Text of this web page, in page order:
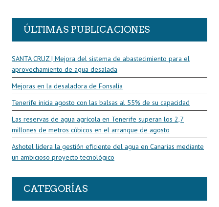
ÚLTIMAS PUBLICACIONES
SANTA CRUZ | Mejora del sistema de abastecimiento para el
aprovechamiento de agua desalada
Mejoras en la desaladora de Fonsalía
Tenerife inicia agosto con las balsas al 55% de su capacidad
Las reservas de agua agrícola en Tenerife superan los 2,7
millones de metros cúbicos en el arranque de agosto
Ashotel lidera la gestión eficiente del agua en Canarias mediante
un ambicioso proyecto tecnológico
CATEGORÍAS